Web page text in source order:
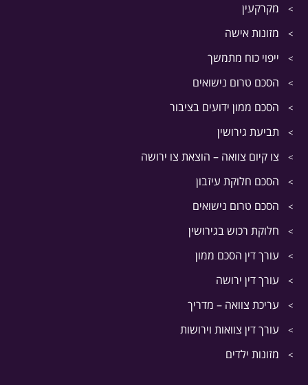
מקרקעין
מזונות אישה
ייפוי כוח מתמשך
הסכם טרום נישואים
הסכם ממון ידועים בציבור
תביעת גירושין
צו קיום צוואה – הוצאת צו ירושה
הסכם חלוקת עיזבון
הסכם טרום נישואים
חלוקת רכוש בגירושין
עורך דין הסכם ממון
עורך דין ירושה
עריכת צוואה – מדריך
עורך דין צוואות וירושות
מזונות ילדים